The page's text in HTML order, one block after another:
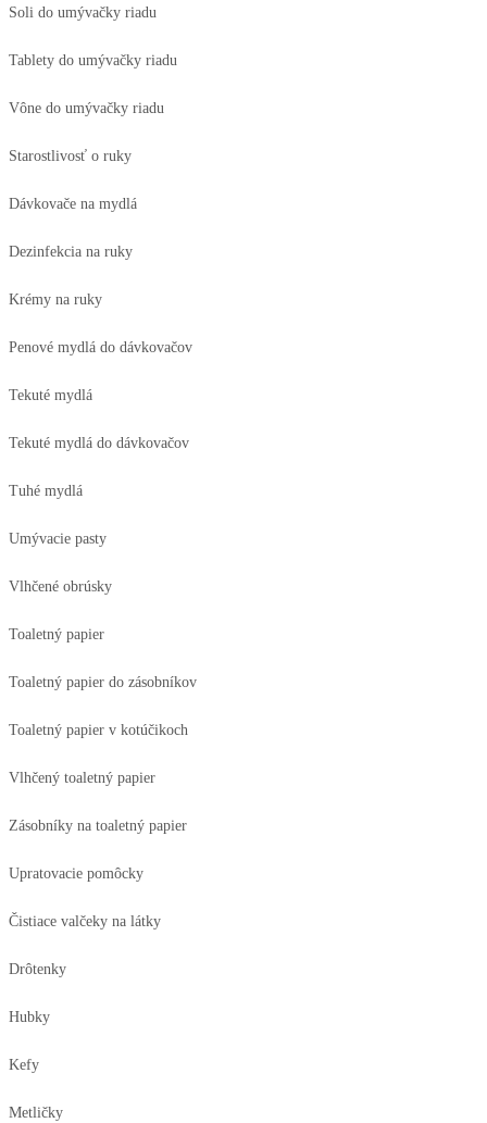
Soli do umývačky riadu
Tablety do umývačky riadu
Vône do umývačky riadu
Starostlivosť o ruky
Dávkovače na mydlá
Dezinfekcia na ruky
Krémy na ruky
Penové mydlá do dávkovačov
Tekuté mydlá
Tekuté mydlá do dávkovačov
Tuhé mydlá
Umývacie pasty
Vlhčené obrúsky
Toaletný papier
Toaletný papier do zásobníkov
Toaletný papier v kotúčikoch
Vlhčený toaletný papier
Zásobníky na toaletný papier
Upratovacie pomôcky
Čistiace valčeky na látky
Drôtenky
Hubky
Kefy
Metličky